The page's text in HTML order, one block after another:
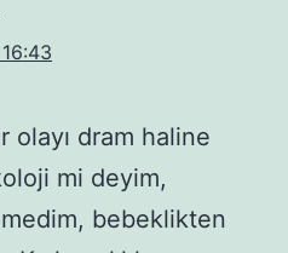
olayı dram haline
mi deyim,
bebeklikten